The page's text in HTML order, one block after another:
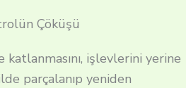
Çöküşü
işlevlerini yerine
parçalanıp yeniden